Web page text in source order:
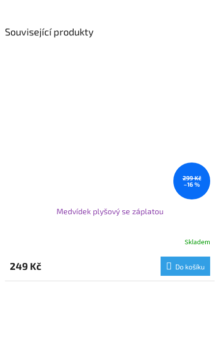
Související produkty
299 Kč
–16 %
Medvídek plyšový se záplatou
Skladem
249 Kč Do košíku